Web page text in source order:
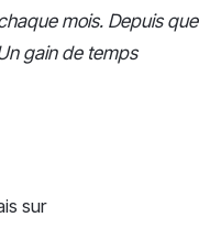
mois. Depuis que
gain de temps
sur